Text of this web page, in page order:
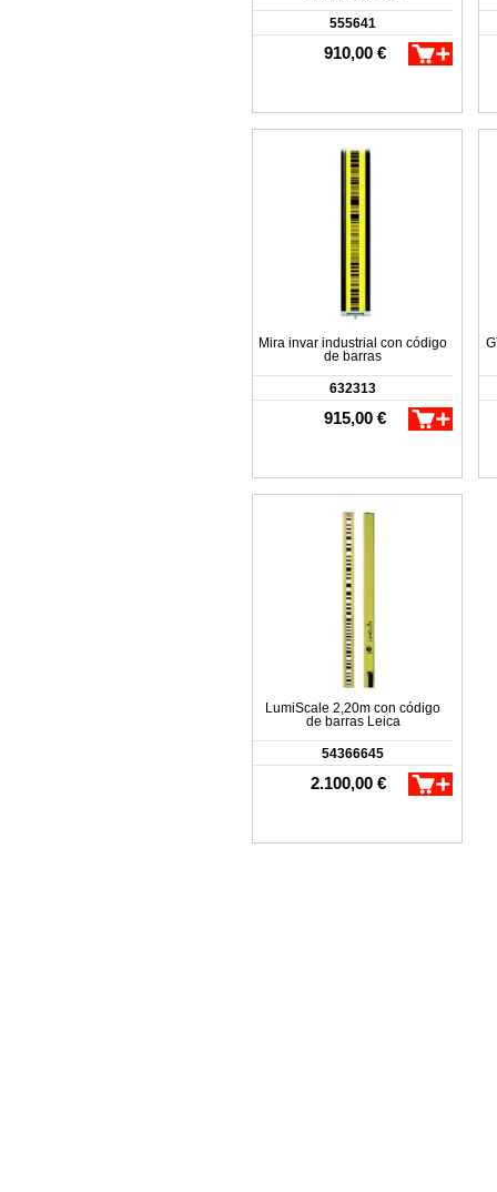
555641
910,00 €
Mira invar industrial con código
de barras
632313
915,00 €
LumiScale 2,20m con código
de barras Leica
54366645
2.100,00 €